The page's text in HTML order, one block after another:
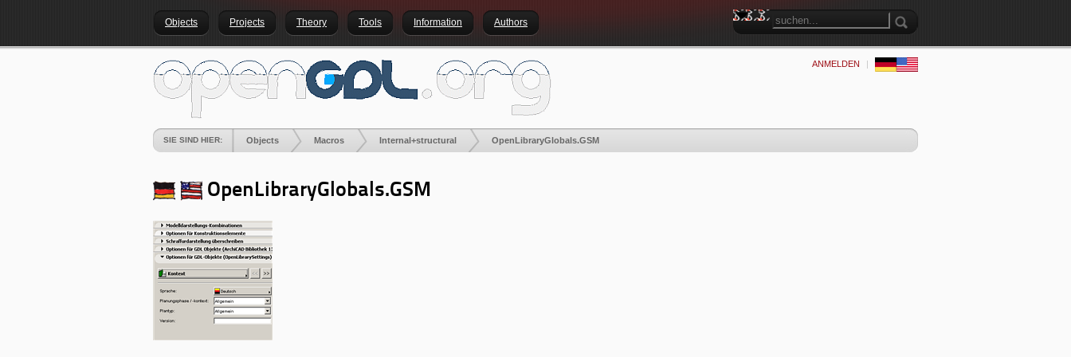
Objects Projects Theory Tools Information Authors
ANMELDEN |
SIE SIND HIER: Objects Macros Internal+structural OpenLibraryGlobals.GSM
OpenLibraryGlobals.GSM